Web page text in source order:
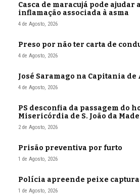
Casca de maracujá pode ajudar
inflamação associada à asma
4 de Agosto, 2026
Preso por não ter carta de
4 de Agosto, 2026
José Saramago na Capitania de
4 de Agosto, 2026
PS desconfia da passagem do
Misericórdia de S. João da
2 de Agosto, 2026
Prisão preventiva por furto
1 de Agosto, 2026
Polícia apreende peixe
1 de Agosto, 2026